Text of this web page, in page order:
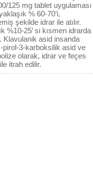
125 mg tablet uygulaması
% 60-70’i,
şekilde idrar ile atılır.
%10-25’ si kısmen idrarda
Klavulanik asid insanda
pirol-3-karboksilik asid ve
olarak, idrar ve feçes
itrah edilir.